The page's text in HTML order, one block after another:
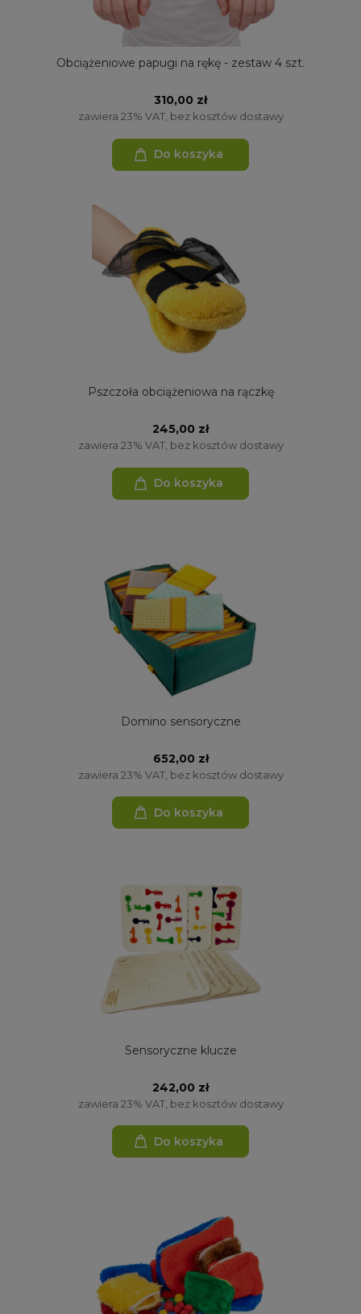
Obciążeniowe papugi na rękę - zestaw 4 szt.
310,00 zł
zawiera 23% VAT, bez kosztów dostawy
Do koszyka
Pszczoła obciążeniowa na rączkę
245,00 zł
zawiera 23% VAT, bez kosztów dostawy
Do koszyka
Domino sensoryczne
652,00 zł
zawiera 23% VAT, bez kosztów dostawy
Do koszyka
Sensoryczne klucze
242,00 zł
zawiera 23% VAT, bez kosztów dostawy
Do koszyka